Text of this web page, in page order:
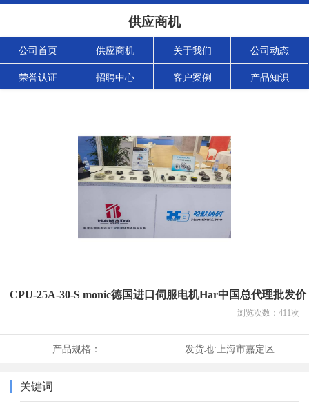
供应商机
公司首页 供应商机 关于我们 公司动态
荣誉认证 招聘中心 客户案例 产品知识
CPU-25A-30-S monic德国进口伺服电机Har中国总代理批发价
浏览次数： 411次
产品规格： 发货地: 上海市嘉定区
关键词